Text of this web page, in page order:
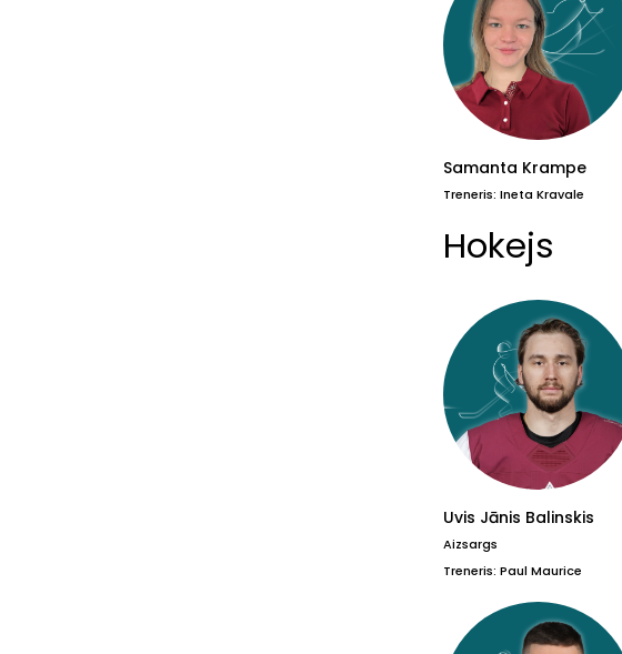
Samanta Krampe
Treneris: Ineta Kravale
Hokejs
Uvis Jānis Balinskis
Aizsargs
Treneris: Paul Maurice